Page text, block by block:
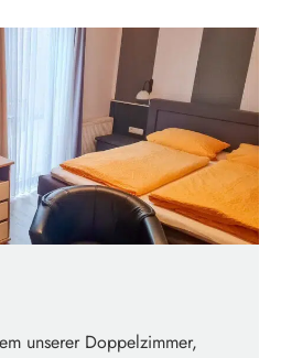
unserer Doppelzimmer,